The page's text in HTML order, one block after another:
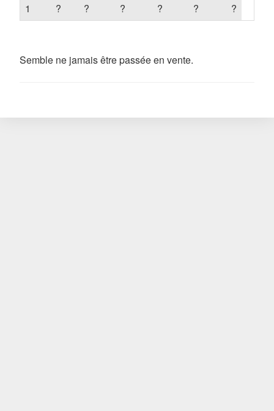
1
? ? ? ? ? ?
Semble ne jamais être passée en vente.